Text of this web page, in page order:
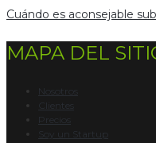
Cuándo es aconsejable
MAPA DEL
Nosotros
Clientes
Precios
Soy un Startup